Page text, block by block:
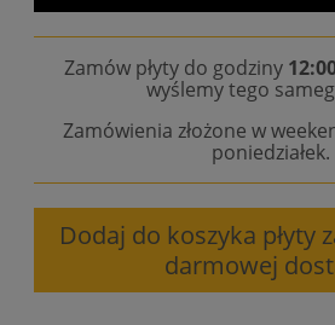
Zamów płyty do godziny
wyślemy tego
Zamówienia złożone w
poniedziałek.
Dodaj do koszyka płyty
darmowej